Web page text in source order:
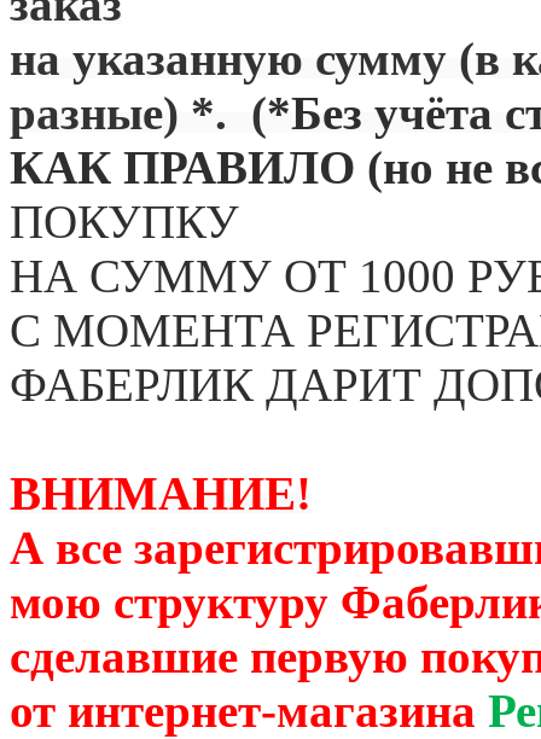
на указанную сумму (в
разные) *. (*Без учёта
КАК ПРАВИЛО (но не
ПОКУПКУ
НА СУММУ ОТ 1000
С МОМЕНТА
ФАБЕРЛИК ДАРИТ
ВНИМАНИЕ!
А все
мою структуру
сделавшие первую
от интернет-магазина